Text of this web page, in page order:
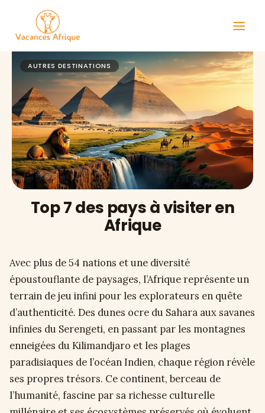
contenu
Top 7 des pays à visiter en
Afrique
AUTRES DESTINATIONS
Avec plus de 54 nations et une diversité
époustouflante de paysages, l’Afrique représente un
terrain de jeu infini pour les explorateurs en quête
d’authenticité. Des dunes ocre du Sahara aux savanes
infinies du Serengeti, en passant par les montagnes
enneigées du Kilimandjaro et les plages
paradisiaques de l’océan Indien, chaque région révèle
ses propres trésors. Ce continent, berceau de
l’humanité, fascine par sa richesse culturelle